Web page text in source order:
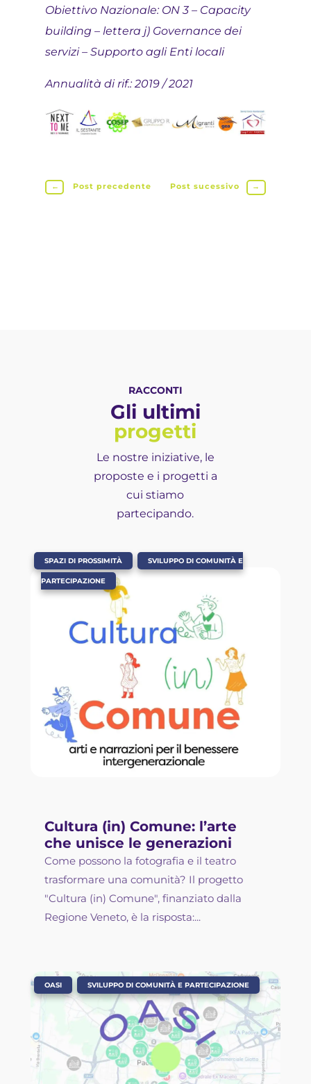
Obiettivo Nazionale: ON 3 – Capacity
building – lettera j) Governance dei
servizi – Supporto agli Enti locali
Annualità di rif.: 2019 / 2021
← Post precedente Post sucessivo →
RACCONTI
Gli ultimi
progetti
Le nostre iniziative, le
proposte e i progetti a
cui stiamo
partecipando.
Cultura (in) Comune: l’arte
che unisce le generazioni
SPAZI DI PROSSIMITÀ SVILUPPO DI COMUNITÀ E
PARTECIPAZIONE
Come possono la fotografia e il teatro
trasformare una comunità? Il progetto
"Cultura (in) Comune", finanziato dalla
Regione Veneto, è la risposta:...
OASI SVILUPPO DI COMUNITÀ E PARTECIPAZIONE